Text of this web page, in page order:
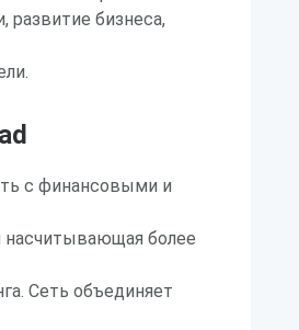
бизнеса,
с финансовыми и
более
Сеть объединяет